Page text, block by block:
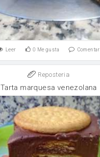
Leer 0 Me gusta Comentar
Reposteria
Tarta marquesa venezolana